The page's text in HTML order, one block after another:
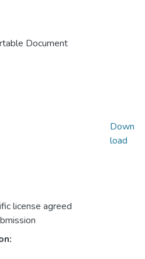
Document
license agreed
Down
load